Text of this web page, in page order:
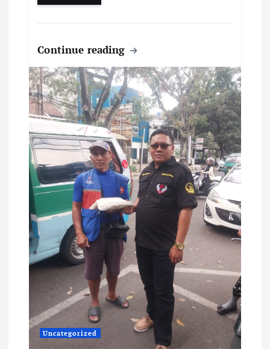
Continue reading
Uncategorized